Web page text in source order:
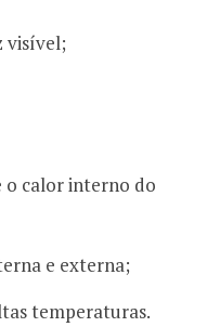
visível;
o calor interno do
e externa;
temperaturas.